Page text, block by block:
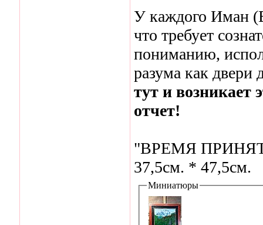
У каждого Иман
что требует
пониманию,
разума как
тут и возникает
отчет!
"ВРЕМЯ
37,5см. * 47,5см.
Миниатюры